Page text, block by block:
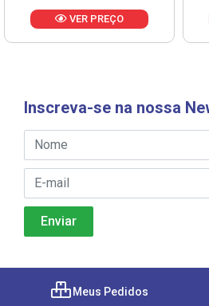
VER PREÇO
Inscreva-se na nossa
Meus Pedidos